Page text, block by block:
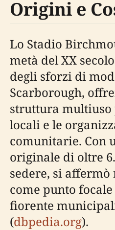
Origini e
Lo Stadio
metà del XX
degli sforzi di
Scarborough,
struttura multiuso
locali e le
comunitarie. Con
originale di oltre
sedere, si
come punto
fiorente
(dbpedia.org).